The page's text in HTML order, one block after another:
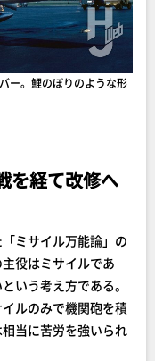
ー。鯉のぼりのような形
を経て改修へ
ミサイル万能論」の
役はミサイルであ
いう考え方である。
ルのみで機関砲を積
当に苦労を強いられ